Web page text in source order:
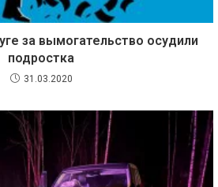
за вымогательство осудили
подростка
31.03.2020